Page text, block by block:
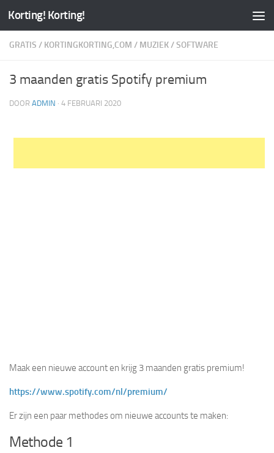
Korting! Korting!
GRATIS / KORTINGKORTING,COM / MUZIEK/SOFTWARE
3 maanden gratis Spotify premium
DOOR ADMIN · 4 FEBRUARI 2020
Maak een nieuwe account en krijg 3 maanden gratis premium!
https://www.spotify.com/nl/premium/
Er zijn een paar methodes om nieuwe accounts te maken:
Methode 1